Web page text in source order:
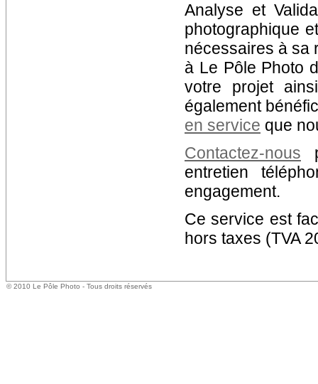
Analyse et
photographique
nécessaires à sa
à Le Pôle Photo
votre projet
également
en service que
Contactez-nous
entretien
engagement.
Ce service est
hors taxes (TVA
© 2010 Le Pôle Photo - Tous droits réservés